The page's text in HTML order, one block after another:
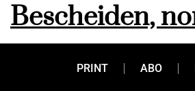
Bescheiden,
alltagstauglich
PRINT ABO